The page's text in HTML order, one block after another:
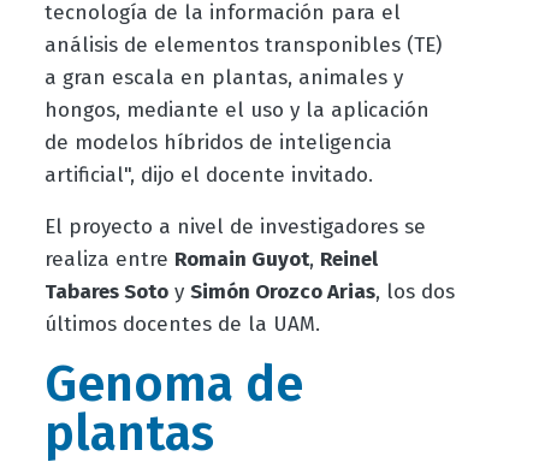
tecnología de la información para el
análisis de elementos transponibles (TE)
a gran escala en plantas, animales y
hongos, mediante el uso y la aplicación
de modelos híbridos de inteligencia
artificial", dijo el docente invitado.
El proyecto a nivel de investigadores se
realiza entre Romain Guyot, Reinel
Tabares Sotoy Simón Orozco Arias, los dos
últimos docentes de la UAM.
Genoma de
plantas